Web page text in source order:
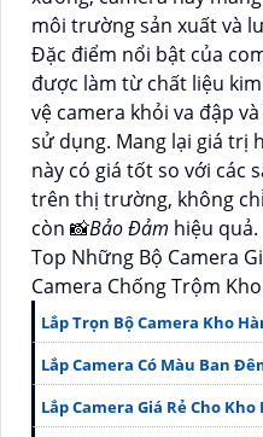
môi trường sản xuất và
Đặc điểm nổi bật của
được làm từ chất liệu
vệ camera khỏi va đập
sử dụng. Mang lại giá trị
này có giá tốt so với các
trên thị trường, không
còn 📸Bảo Đảm hiệu quả.
Top Những Bộ Camera
Camera Chống Trộm
Lắp Trọn Bộ Camera Kho
Lắp Camera Có Màu Ban
Lắp Camera Giá Rẻ Cho Kho